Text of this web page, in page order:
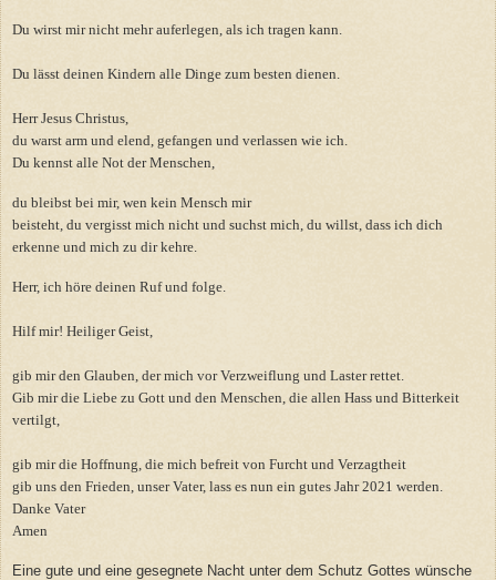
Du wirst mir nicht mehr auferlegen, als ich tragen kann.
Du lässt deinen Kindern alle Dinge zum besten dienen.
Herr Jesus Christus,
du warst arm und elend, gefangen und verlassen wie ich.
Du kennst alle Not der Menschen,
du bleibst bei mir, wen kein Mensch mir
beisteht, du vergisst mich nicht und suchst mich, du willst, dass ich dich
erkenne und mich zu dir kehre.
Herr, ich höre deinen Ruf und folge.
Hilf mir! Heiliger Geist,
gib mir den Glauben, der mich vor Verzweiflung und Laster rettet.
Gib mir die Liebe zu Gott und den Menschen, die allen Hass und Bitterkeit
vertilgt,
gib mir die Hoffnung, die mich befreit von Furcht und Verzagtheit
gib uns den Frieden, unser Vater, lass es nun ein gutes Jahr 2021 werden.
Danke Vater
Amen
Eine gute und eine gesegnete Nacht unter dem Schutz Gottes wünsche